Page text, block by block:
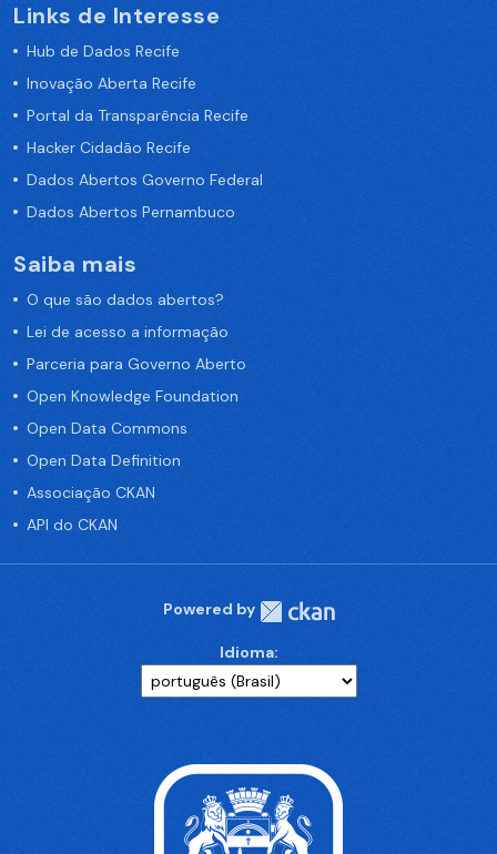
Links de Interesse
Hub de Dados Recife
Inovação Aberta Recife
Portal da Transparência Recife
Hacker Cidadão Recife
Dados Abertos Governo Federal
Dados Abertos Pernambuco
Saiba mais
O que são dados abertos?
Lei de acesso a informação
Parceria para Governo Aberto
Open Knowledge Foundation
Open Data Commons
Open Data Definition
Associação CKAN
API do CKAN
Powered by
Idioma